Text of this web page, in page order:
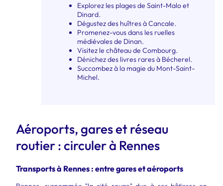
Explorez les plages de Saint-Malo et
Dinard.
Dégustez des huîtres à Cancale.
Promenez-vous dans les ruelles
médiévales de Dinan.
Visitez le château de Combourg.
Dénichez des livres rares à Bécherel.
Succombez à la magie du Mont-Saint-
Michel.
Aéroports, gares et réseau
routier : circuler à Rennes
Transports à Rennes : entre gares et aéroports